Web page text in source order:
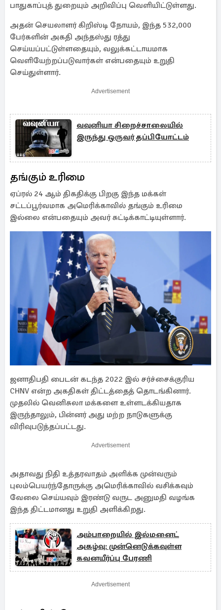
பாதுகாப்புத் துறையும் அறிவிப்பு வெளியிட்டுள்ளது.
அதன் செயலாளர் கிறிஸ்டி நோயம், இந்த 532,000
பேர்களின் அகதி அந்தஸ்து ரத்து
செய்யப்பட்டுள்ளதையும், வலுக்கட்டாயமாக
வெளியேற்றப்படுவார்கள் என்பதையும் உறுதி
செய்துள்ளார்.
Advertisement
வவுனியா சிறைச்சாலையில்
இருந்து ஒருவர் தப்பியோட்டம்
தங்கும் உரிமை
ஏப்ரல் 24 ஆம் திகதிக்கு பிறகு இந்த மக்கள்
சட்டப்பூர்வமாக அமெரிக்காவில் தங்கும் உரிமை
இல்லை என்பதையும் அவர் சுட்டிக்காட்டியுள்ளார்.
ஜனாதிபதி பைடன் கடந்த 2022 இல் சர்ச்சைக்குரிய
CHNV என்ற அகதிகள் திட்டத்தைத் தொடங்கினார்.
முதலில் வெனிசுலா மக்களை உள்ளடக்கியதாக
இருந்தாலும், பின்னர் அது மற்ற நாடுகளுக்கு
விரிவுபடுத்தப்பட்டது.
Advertisement
அதாவது நிதி உத்தரவாதம் அளிக்க முன்வரும்
புலம்பெயர்ந்தோருக்கு அமெரிக்காவில் வசிக்கவும்
வேலை செய்யவும் இரண்டு வருட அனுமதி வழங்க
இந்த திட்டமானது உறுதி அளிக்கிறது.
அம்பாறையில் இல்மனைட்
அகழ்வு: முன்னெடுக்கவுள்ள
கவனயீர்ப்பு பேரணி
Advertisement